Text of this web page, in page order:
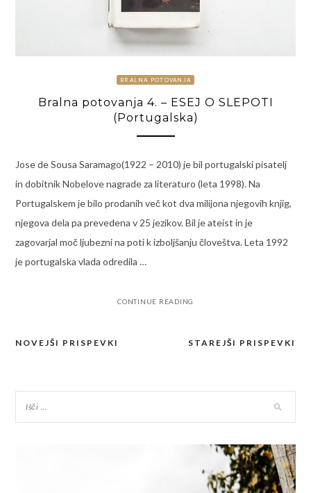
BRALNA POTOVANJA
Bralna potovanja 4. – ESEJ O SLEPOTI
(Portugalska)
Jose de Sousa Saramago(1922 – 2010) je bil portugalski pisatelj
in dobitnik Nobelove nagrade za literaturo (leta 1998). Na
Portugalskem je bilo prodanih več kot dva milijona njegovih knjig,
njegova dela pa prevedena v 25 jezikov. Bil je ateist in je
zagovarjal moč ljubezni na poti k izboljšanju človeštva. Leta 1992
je portugalska vlada odredila …
CONTINUE READING
Navigacija
STAREJŠI PRISPEVKI
NOVEJŠI PRISPEVKI